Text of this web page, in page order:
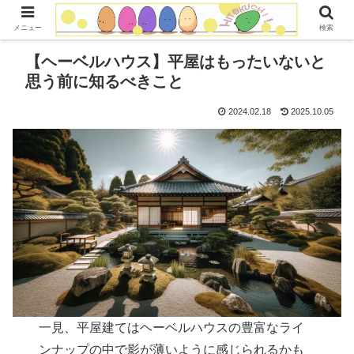
コンテンツへスキップ
【ヘーベルハウス】平屋はもったいないと
思う前に知るべきこと
2024.02.18 2025.10.05
一見、平屋建てはヘーベルハウスの豊富なライ
ンナップの中で影が薄いように感じられるかも
メニュー 検索